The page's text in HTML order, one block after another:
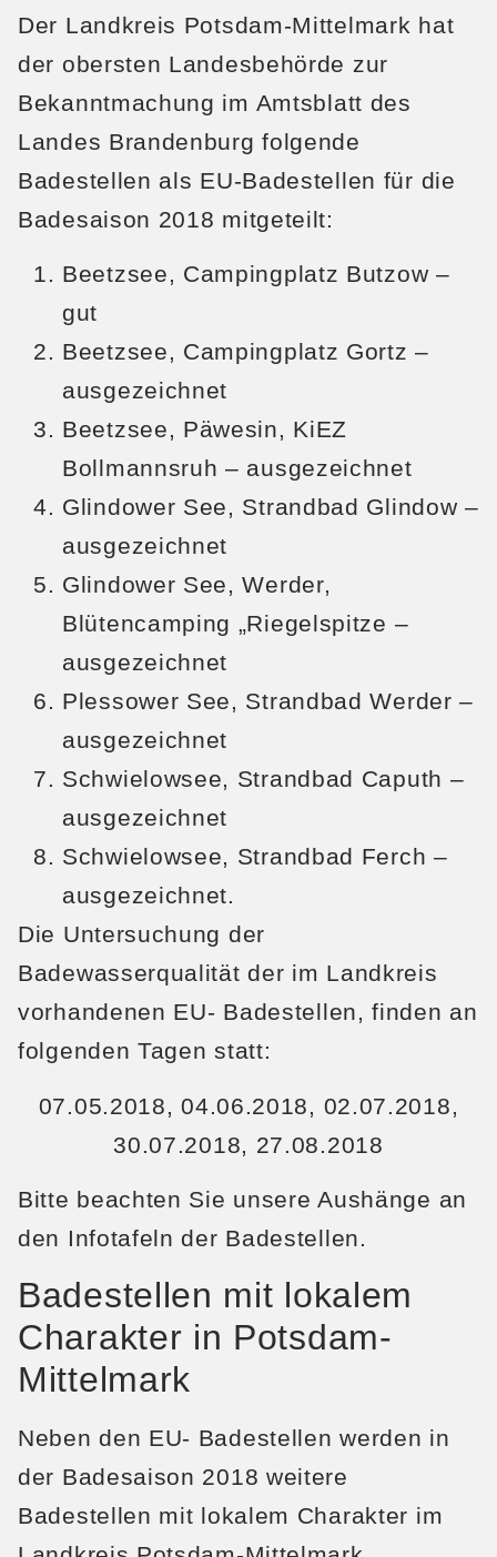
Der Landkreis Potsdam-Mittelmark hat
der obersten Landesbehörde zur
Bekanntmachung im Amtsblatt des
Landes Brandenburg folgende
Badestellen als EU-Badestellen für die
Badesaison 2018 mitgeteilt:
Beetzsee, Campingplatz Butzow –
gut
Beetzsee, Campingplatz Gortz –
ausgezeichnet
Beetzsee, Päwesin, KiEZ
Bollmannsruh – ausgezeichnet
Glindower See, Strandbad Glindow –
ausgezeichnet
Glindower See, Werder,
Blütencamping „Riegelspitze –
ausgezeichnet
Plessower See, Strandbad Werder –
ausgezeichnet
Schwielowsee, Strandbad Caputh –
ausgezeichnet
Schwielowsee, Strandbad Ferch –
ausgezeichnet.
Die Untersuchung der
Badewasserqualität der im Landkreis
vorhandenen EU- Badestellen, finden an
folgenden Tagen statt:
07.05.2018, 04.06.2018, 02.07.2018,
30.07.2018, 27.08.2018
Bitte beachten Sie unsere Aushänge an
den Infotafeln der Badestellen.
Badestellen mit lokalem
Charakter in Potsdam-
Mittelmark
Neben den EU- Badestellen werden in
der Badesaison 2018 weitere
Badestellen mit lokalem Charakter im